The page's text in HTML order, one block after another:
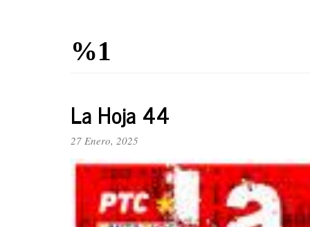
%1
La Hoja 44
27 Enero, 2025